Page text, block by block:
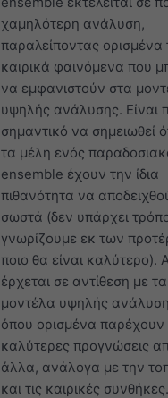
χαμηλότερη ανάλυση,
παραλείποντας ορισμένα
καιρικά φαινόμενα που
να εμφανιστούν στα
υψηλής ανάλυσης. Είναι
σημαντικό να σημειωθεί
τα μέλη ενός
ensemble έχουν την ίδια
πιθανότητα να
σωστά (δεν υπάρχει
γνωρίζουμε εκ των
ποιο θα είναι καλύτερο).
έρχεται σε αντίθεση με τα
μοντέλα υψηλής
όπου ορισμένα παρέχουν
καλύτερες προγνώσεις
άλλα, ανάλογα με την
και τις καιρικές συνθήκες.